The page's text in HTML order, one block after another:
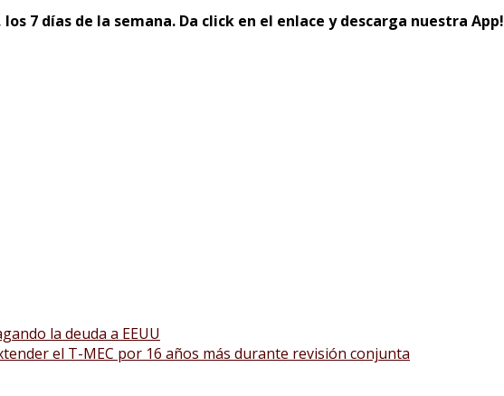
7 días de la semana. Da click en el enlace y descarga nuestra App!
la deuda a EEUU
el T-MEC por 16 años más durante revisión conjunta